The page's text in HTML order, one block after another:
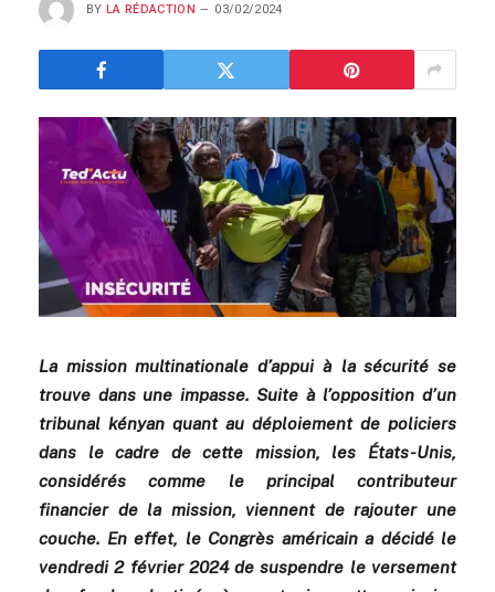
BY LA RÉDACTION 03/02/2024
La mission multinationale d’appui à la sécurité se
trouve dans une impasse. Suite à l’opposition d’un
tribunal kényan quant au déploiement de policiers
dans le cadre de cette mission, les États-Unis,
considérés comme le principal contributeur
financier de la mission, viennent de rajouter une
couche. En effet, le Congrès américain a décidé le
vendredi 2 février 2024 de suspendre le versement